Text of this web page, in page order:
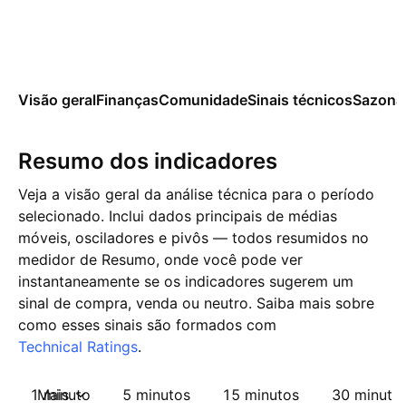
Visão geralFinançasComunidadeSinais técnicos
Resumo dos indicadores
Veja a visão geral da análise técnica para o período
selecionado. Inclui dados principais de médias
móveis, osciladores e pivôs — todos resumidos no
medidor de Resumo, onde você pode ver
instantaneamente se os indicadores sugerem um
sinal de compra, venda ou neutro. Saiba mais sobre
como esses sinais são formados com
Technical Ratings.
1 minuto 5 minutos 15 minutos 30
Mais